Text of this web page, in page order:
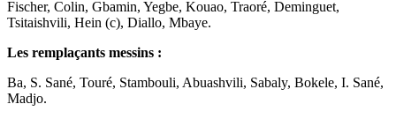
Fischer, Colin, Gbamin, Yegbe, Kouao, Traoré, Deminguet,
Tsitaishvili, Hein (c), Diallo, Mbaye.
Les remplaçants messins :
Ba, S. Sané, Touré, Stambouli, Abuashvili, Sabaly, Bokele, I. Sané,
Madjo.